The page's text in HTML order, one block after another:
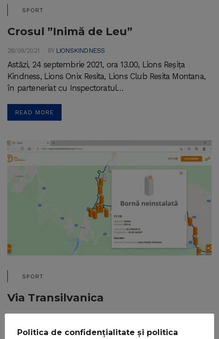
SPORT
Crosul ”Inimă de Leu”
28/09/2021 BY LIONSKINDNESS
Astăzi, 24 septembrie 2021, ora 13.00, Lions Reșița
Kindness, Lions Onix Resita, Lions Club Resita Montana,
în parteneriat cu Inspectoratul…
READ MORE
SPORT
Via Transilvanica
Via Transilvanica – proiectul care unește în drumeție o
Politica de confidențialitate și politica